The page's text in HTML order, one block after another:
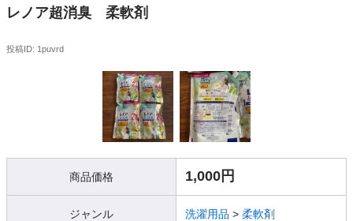
レノア超消臭 柔軟剤
投稿ID: 1puvrd
商品価格 1,000円
ジャンル 洗濯用品 > 柔軟剤